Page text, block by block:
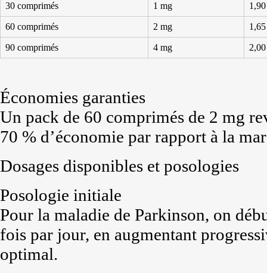
30 comprimés 1 mg
60 comprimés 2 mg
90 comprimés 4 mg
Économies garanties
Un pack de 60 comprimés de 2 mg
70 % d’économie par rapport à la
Dosages disponibles et posologies
Posologie initiale
Pour la maladie de Parkinson, on
fois par jour, en augmentant
optimal.